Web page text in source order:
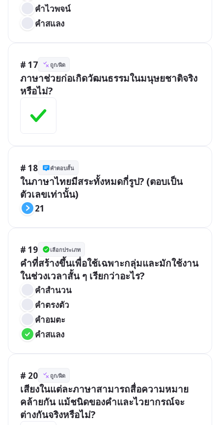
คำไวพจน์
คำสแลง
# 17 ถูก/ผิด
ภาษาช่วยก่อเกิดวัฒนธรรมในมนุษยชาติจริง
หรือไม่?
# 18 คำตอบสั้น
ในภาษาไทยมีสระทั้งหมดกี่รูป? (ตอบเป็น
ตัวเลขเท่านั้น)
21
# 19 เลือกประเภท
คำที่สร้างขึ้นเพื่อใช้เฉพาะกลุ่มและมักใช้งาน
ในช่วงเวลาสั้น ๆ เรียกว่าอะไร?
คำสำนวน
คำตรงตัว
คำอมตะ
คำสแลง
# 20 ถูก/ผิด
เสียงในแต่ละภาษาสามารถสื่อความหมาย
คล้ายกัน แม้ชนิดของคำและไวยากรณ์จะ
ต่างกันจริงหรือไม่?